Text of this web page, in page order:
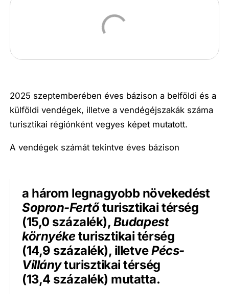
2025 szeptemberében éves bázison a belföldi és a
külföldi vendégek, illetve a vendégéjszakák száma
turisztikai régiónként vegyes képet mutatott.
A vendégek számát tekintve éves bázison
a három legnagyobb növekedést
Sopron-Fertőturisztikai térség
(15,0 százalék), Budapest
környéketurisztikai térség
(14,9 százalék), illetvePécs-
Villányturisztikai térség
(13,4 százalék) mutatta.